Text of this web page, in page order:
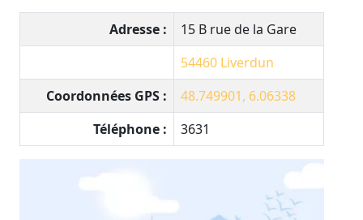
Adresse :
15 B rue de la Gare
54460 Liverdun
Coordonnées GPS :
48.749901, 6.06338
Téléphone :
3631